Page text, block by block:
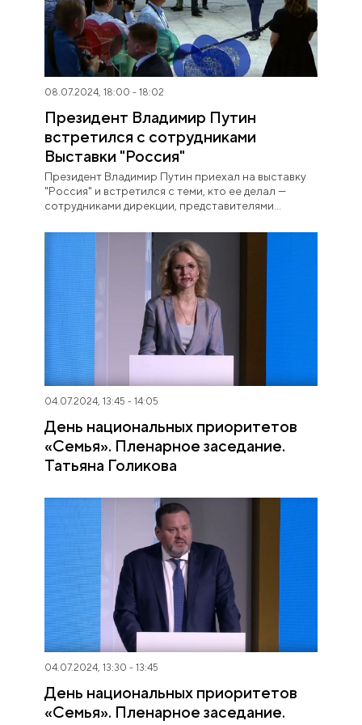
08.07.2024, 18:00 - 18:02
Президент Владимир Путин
встретился с сотрудниками
Выставки "Россия"
Президент Владимир Путин приехал на выставку
"Россия" и встретился с теми, кто ее делал —
сотрудниками дирекции, представителями
волонтерами и экскурсоводами. Они рассказали
ему, какие яркие эмоции вызвала выставка у всех —
и ее гостей, и сотрудников — гордость, радость,
04.07.2024, 13:45 - 14:05
День национальных приоритетов
«Семья». Пленарное заседание.
Татьяна Голикова
04.07.2024, 13:30 - 13:45
День национальных приоритетов
«Семья». Пленарное заседание.